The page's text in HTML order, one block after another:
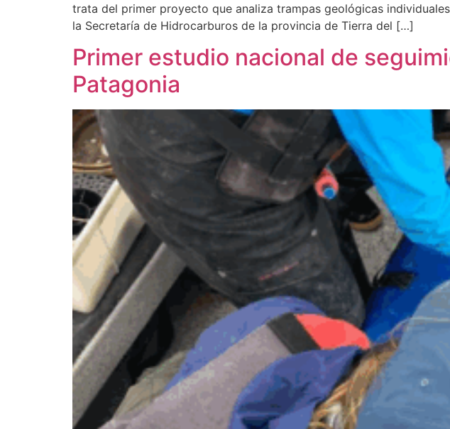
trata del primer proyecto que analiza trampas geológicas
la Secretaría de Hidrocarburos de la provincia de Tierra del […]
Primer estudio nacional de
Patagonia